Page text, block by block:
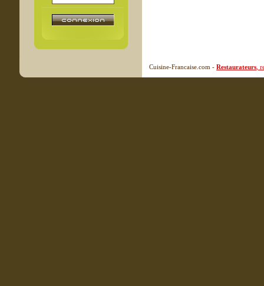
Cuisine-Francaise.com - Restaurateurs ,